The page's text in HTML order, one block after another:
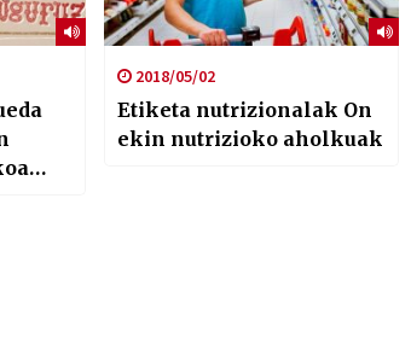
2018/05/02
Etiketa nutrizionalak On
ekin nutrizioko aholkuak